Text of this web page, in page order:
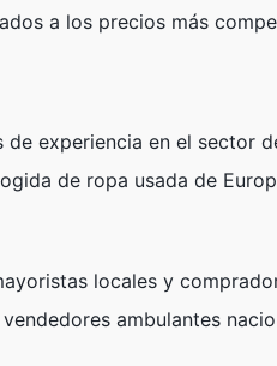
a los precios más
de experiencia en el sector
de ropa usada de
locales y
ambulantes